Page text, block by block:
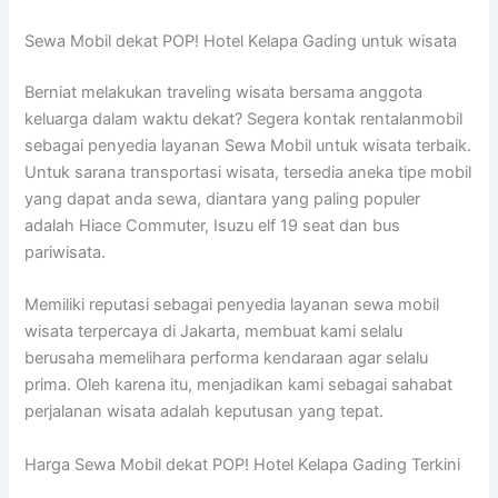
Sewa Mobil dekat POP! Hotel Kelapa Gading untuk wisata
Berniat melakukan traveling wisata bersama anggota
keluarga dalam waktu dekat? Segera kontak rentalanmobil
sebagai penyedia layanan Sewa Mobil untuk wisata terbaik.
Untuk sarana transportasi wisata, tersedia aneka tipe mobil
yang dapat anda sewa, diantara yang paling populer
adalah Hiace Commuter, Isuzu elf 19 seat dan bus
pariwisata.
Memiliki reputasi sebagai penyedia layanan sewa mobil
wisata terpercaya di Jakarta, membuat kami selalu
berusaha memelihara performa kendaraan agar selalu
prima. Oleh karena itu, menjadikan kami sebagai sahabat
perjalanan wisata adalah keputusan yang tepat.
Harga Sewa Mobil dekat POP! Hotel Kelapa Gading Terkini